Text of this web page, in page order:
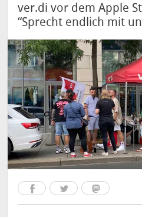
ver.di vor dem Apple
“Sprecht endlich mit